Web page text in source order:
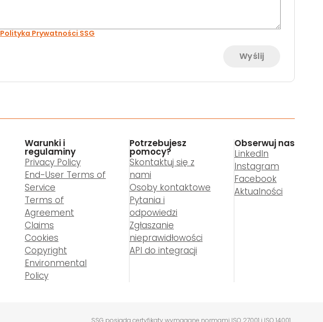
Polityka Prywatności SSG
Wyślij
Warunki i
regulaminy
Privacy Policy
End-User Terms of
Service
Terms of
Agreement
Claims
Cookies
Copyright
Environmental
Policy
Potrzebujesz
pomocy?
Skontaktuj się z
nami
Osoby kontaktowe
Pytania i
odpowiedzi
Zgłaszanie
nieprawidłowości
API do integracji
Obserwuj nas
LinkedIn
Instagram
Facebook
Aktualności